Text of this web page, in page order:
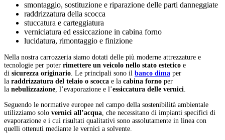
smontaggio, sostituzione e riparazione delle parti danneggiate
raddrizzatura della scocca
stuccatura e carteggiatura
verniciatura ed essiccazione in cabina forno
lucidatura, rimontaggio e finizione
Nella nostra carrozzeria siamo dotati delle più moderne attrezzature e
tecnologie per poter rimettere un veicolo nello stato estetico e
di sicurezza originario. Le principali sono il banco dima per
la raddrizzatura del telaio o scocca e la cabina forno per
la nebulizzazione, l’evaporazione e l’essiccatura delle vernici.
Seguendo le normative europee nel campo della sostenibilità ambientale
utilizziamo solo vernici all’acqua, che necessitano di impianti specifici di
evaporazione e i cui risultati qualitativi sono assolutamente in linea con
quelli ottenuti mediante le vernici a solvente.